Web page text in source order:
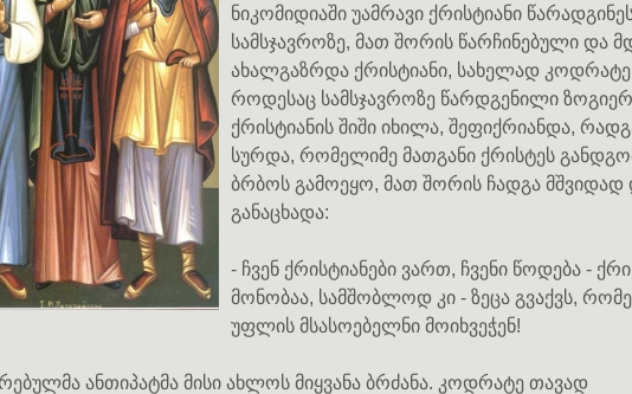
ნიკომიდიაში უამრავი ქრისტიანი
სამსჯავროზე, მათ შორის წარჩინებული და
ახალგაზრდა ქრისტიანი, სახელად
როდესაც სამსჯავროზე წარდგენილი
ქრისტიანის შიში იხილა, შეფიქრიანდა,
სურდა, რომელიმე მათგანი ქრისტეს
ბრბოს გამოეყო, მათ შორის ჩადგა მშვიდად
განაცხადა:
- ჩვენ ქრისტიანები ვართ, ჩვენი წოდება -
მონობაა, სამშობლოდ კი - ზეცა გვაქვს,
უფლის მსასოებელნი მოიხვეჭენ!
ანთიპატმა მისი ახლოს მიყვანა ბრძანა. კოდრატე თავად